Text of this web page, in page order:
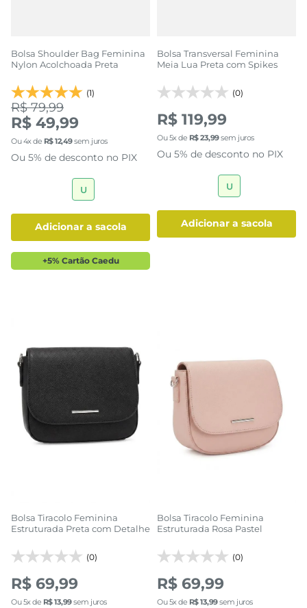
Bolsa Shoulder Bag Feminina
Nylon Acolchoada Preta
(1)
R$ 79,99
R$ 49,99
Ou4x de R$12,49sem juros
Ou 5% de desconto no PIX
U
adicionar a sacola
+5% Cartão Caedu
Bolsa Transversal Feminina
Meia Lua Preta com Spikes
(0)
R$ 119,99
Ou5x de R$23,99sem juros
Ou 5% de desconto no PIX
U
adicionar a sacola
Bolsa Tiracolo Feminina
Estruturada Preta com Detalhe
(0)
R$ 69,99
Ou5x de R$13,99sem juros
Bolsa Tiracolo Feminina
Estruturada Rosa Pastel
(0)
R$ 69,99
Ou5x de R$13,99sem juros